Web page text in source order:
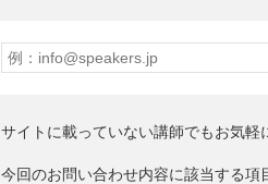
サイトに載っていない講師でもお気軽
今回のお問い合わせ内容に該当する項